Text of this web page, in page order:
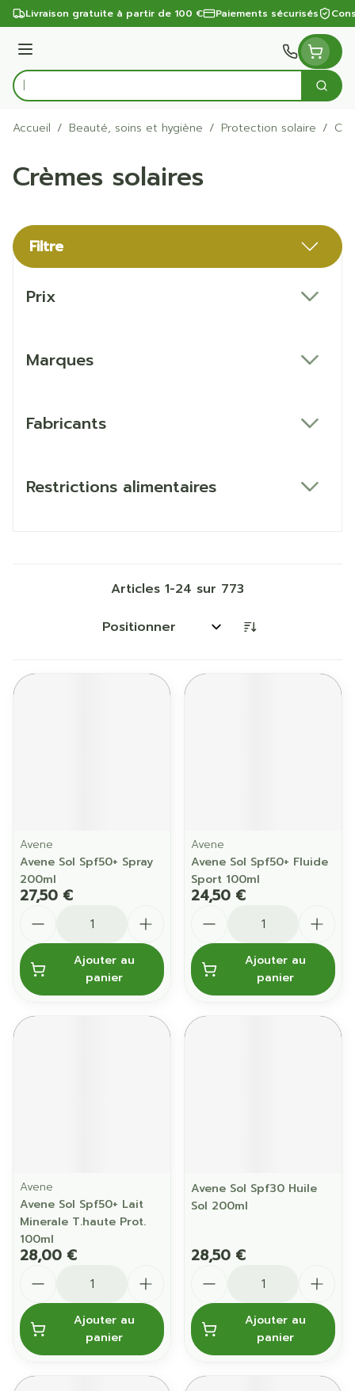
Aller au contenu
Livraison gratuite à partir de 100 € Paiements sécurisés
Menu
Rechercher
Accueil / Beauté, soins et hygiène / Protection solaire /
Crèmes solaires
Filtre
Prix
Marques
Fabricants
Restrictions alimentaires
Articles 1-24 sur 773
Trier par:
Avene
Avene Sol Spf50+ Spray
200ml
27,50 €
Ajouter au
panier
Avene
Avene Sol Spf50+ Fluide
Sport 100ml
24,50 €
Ajouter au
panier
Avene
Avene Sol Spf50+ Lait
Minerale T.haute Prot.
100ml
28,00 €
Ajouter au
panier
Avene Sol Spf30 Huile
Sol 200ml
28,50 €
Ajouter au
panier